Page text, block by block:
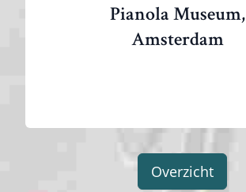
Pianola Museum,
Amsterdam
Overzicht